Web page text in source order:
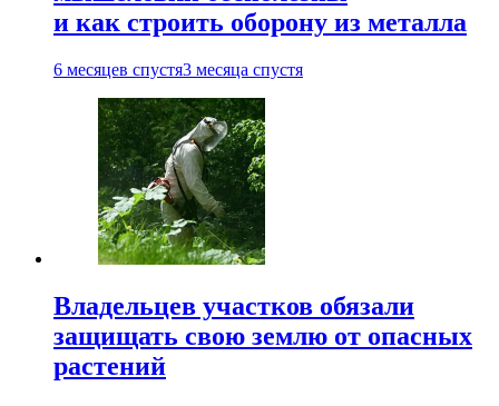
и как строить оборону из металла
6 месяцев спустя3 месяца спустя
Владельцев участков обязали
защищать свою землю от опасных
растений